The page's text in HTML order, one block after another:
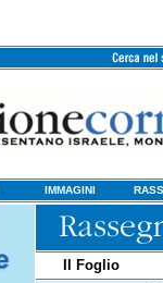
IMMAGINI
Il Foglio